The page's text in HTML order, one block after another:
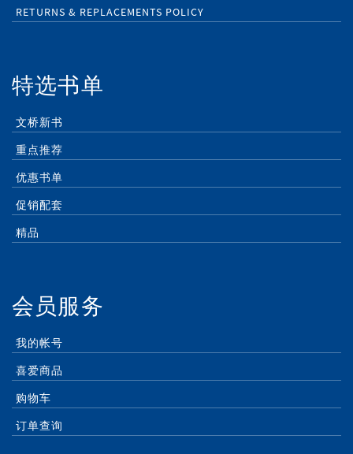
RETURNS & REPLACEMENTS POLICY
特选书单
文桥新书
重点推荐
优惠书单
促销配套
精品
会员服务
我的帐号
喜爱商品
购物车
订单查询